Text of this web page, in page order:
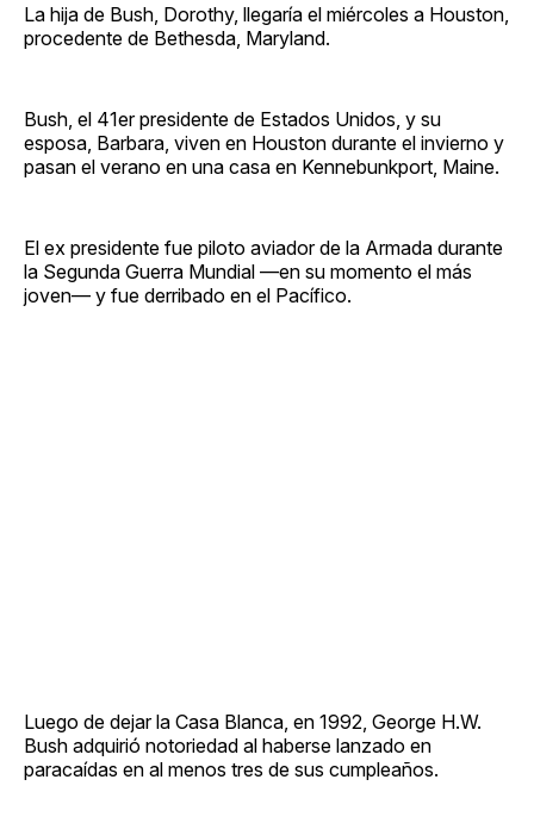
La hija de Bush, Dorothy, llegaría el miércoles a Houston,
procedente de Bethesda, Maryland.
Bush, el 41er presidente de Estados Unidos, y su
esposa, Barbara, viven en Houston durante el invierno y
pasan el verano en una casa en Kennebunkport, Maine.
El ex presidente fue piloto aviador de la Armada durante
la Segunda Guerra Mundial —en su momento el más
joven— y fue derribado en el Pacífico.
Luego de dejar la Casa Blanca, en 1992, George H.W.
Bush adquirió notoriedad al haberse lanzado en
paracaídas en al menos tres de sus cumpleaños.